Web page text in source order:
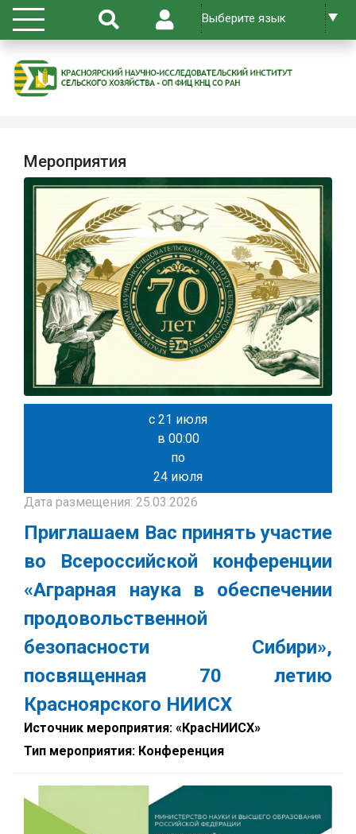
Мероприятия
с 21 июля
в 00:00
по
24 июля
Дата размещения: 25.03.2026
Приглашаем Вас принять участие
во Всероссийской конференции
«Аграрная наука в обеспечении
продовольственной
безопасности Сибири»,
посвященная 70 летию
Красноярского НИИСХ
Источник мероприятия: «КрасНИИСХ»
Тип мероприятия: Конференция